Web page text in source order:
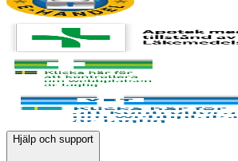
Hjälp och support